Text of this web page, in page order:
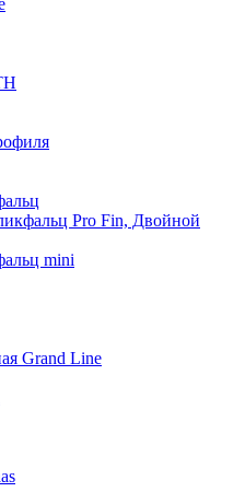
Pro Fin, Двойной
mini
Grand Line